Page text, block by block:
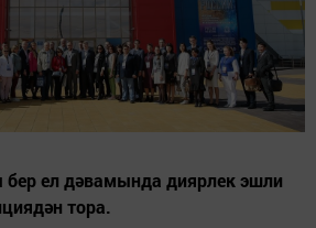
бер ел дәвамында диярлек эшли
тора.